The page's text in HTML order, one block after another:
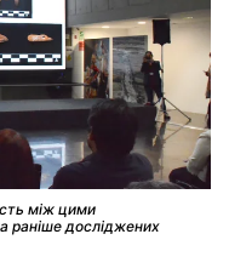
між цими
раніше досліджених